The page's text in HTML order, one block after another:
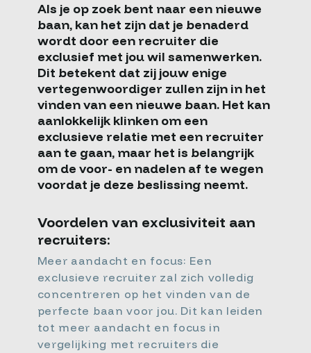
Als je op zoek bent naar een nieuwe
baan, kan het zijn dat je benaderd
wordt door een recruiter die
exclusief met jou wil samenwerken.
Dit betekent dat zij jouw enige
vertegenwoordiger zullen zijn in het
vinden van een nieuwe baan. Het kan
aanlokkelijk klinken om een
exclusieve relatie met een recruiter
aan te gaan, maar het is belangrijk
om de voor- en nadelen af te wegen
voordat je deze beslissing neemt.
Voordelen van exclusiviteit aan
recruiters:
Meer aandacht en focus: Een
exclusieve recruiter zal zich volledig
concentreren op het vinden van de
perfecte baan voor jou. Dit kan leiden
tot meer aandacht en focus in
vergelijking met recruiters die